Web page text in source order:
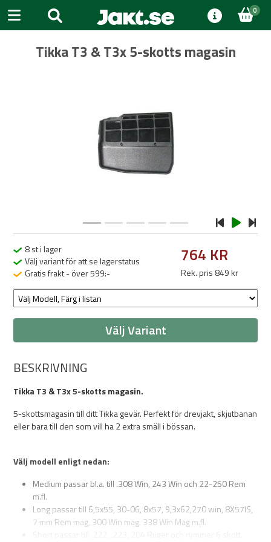
0
Tikka T3 & T3x 5-skotts magasin
8 st i lager
Välj variant för att se lagerstatus
Gratis frakt - över 599:-
764 KR
Rek. pris 849 kr
Välj Variant
BESKRIVNING
Tikka T3 & T3x 5-skotts magasin.
5-skottsmagasin till ditt Tikka gevär. Perfekt för drevjakt, skjutbanan
eller bara till den som vill ha 2 extra smäll i bössan.
Välj modell enligt nedan:
Medium passar bl.a. till .308 Win, 243 Win och 22-250 Rem
m.fl.
Long passar till 6,5x55, 30-06, 8x57, 9,3x62,270 win, 8X57IS,
7 mm Rem mag, 300 Win mag. 338 Win Mag m.fl.